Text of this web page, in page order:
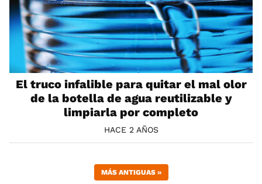
El truco infalible para quitar el mal olor
de la botella de agua reutilizable y
limpiarla por completo
HACE 2 AÑOS
MÁS ANTIGUAS »